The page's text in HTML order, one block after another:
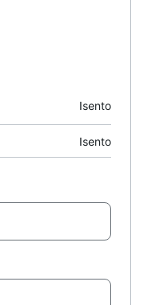
Isento
Isento